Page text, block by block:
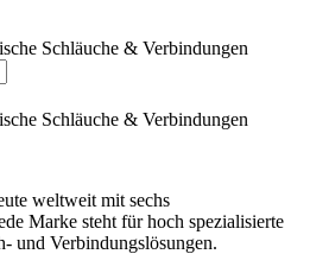
weltweit mit sechs
Marke steht für hoch spezialisierte
und Verbindungslösungen.